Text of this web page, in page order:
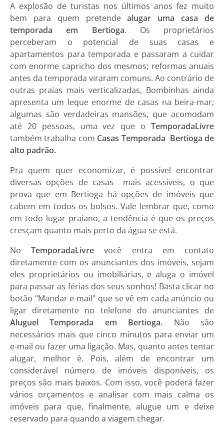
A explosão de turistas nos últimos anos fez muito
bem para quem pretendealugar uma casa de
temporada em Bertioga. Os proprietários
perceberam o potencial de suas casas e
apartamentos para temporada e passaram a cuidar
com enorme capricho dos mesmos; reformas anuais
antes da temporada viraram comuns. Ao contrário de
outras praias mais verticalizadas, Bombinhas ainda
apresenta um leque enorme de casas na beira-mar;
algumas são verdadeiras mansões, que acomodam
até 20 pessoas, uma vez que o TemporadaLivre
também trabalha com Casas Temporada Bertioga de
alto padrão.
Pra quem quer economizar, é possível encontrar
diversas opções de casas mais acessíveis, o que
prova que em Bertioga há opções de imóveis que
cabem em todos os bolsos. Vale lembrar que, como
em todo lugar praiano, a tendência é que os preços
cresçam quanto mais perto da água se está.
NoTemporadaLivrevocê entra em contato
diretamente com os anunciantes dos imóveis, sejam
eles proprietários ou imobiliárias, e aluga o imóvel
para passar as férias dos seus sonhos! Basta clicar no
botão "Mandar e-mail" que se vê em cada anúncio ou
ligar diretamente no telefone do anunciantes de
Aluguel Temporada em Bertioga. Não são
necessários mais que cinco minutos para enviar um
e-mail ou fazer uma ligação. Mas, quanto antes tentar
alugar, melhor é. Pois, além de encontrar um
considerável número de imóveis disponíveis, os
preços são mais baixos. Com isso, você poderá fazer
vários orçamentos e analisar com mais calma os
imóveis para que, finalmente, alugue um e deixe
reservado para quando a viagem chegar.